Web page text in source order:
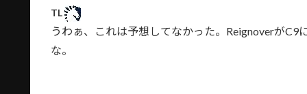
TL
うわぁ、これは予想してなかった。Reignoverが
な。